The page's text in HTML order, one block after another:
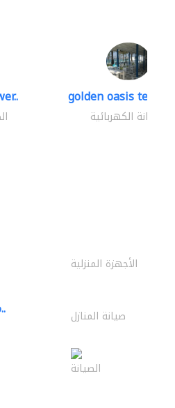
golden oasis
الصيانة الكهربائية
الأجهزة المنزلية
موقع دليل اكتشف.. صيانة المنازل
الصيانة